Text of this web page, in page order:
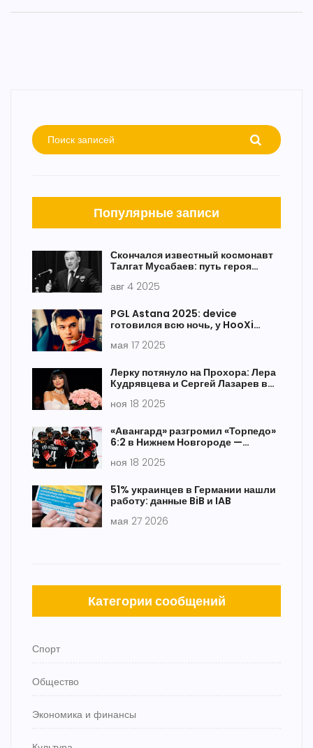
Популярные записи
Скончался известный космонавт
Талгат Мусабаев: путь героя
авг 4 2025
PGL Astana 2025: device
готовился всю ночь, у HooXi
четвертьфиналом
мая 17 2025
Лерку потянуло на Прохора: Лера
Кудрявцева и Сергей Лазарев в
2025»
ноя 18 2025
«Авангард» разгромил «Торпедо»
6:2 в Нижнем Новгороде —
защиту
ноя 18 2025
51% украинцев в Германии нашли
работу: данные BiB и IAB
мая 27 2026
Категории сообщений
Спорт
Общество
Экономика и финансы